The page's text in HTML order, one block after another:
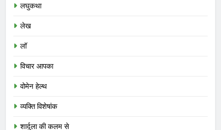
लघुकथा
लेख
लॉ
विचार आपका
वोमेन हेल्थ
व्यक्ति विशेषांक
शार्दुला की कलम से